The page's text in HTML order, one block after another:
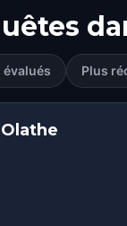
évalués Plus